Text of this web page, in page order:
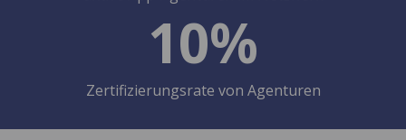
10%
Zertifizierungsrate von Agenturen